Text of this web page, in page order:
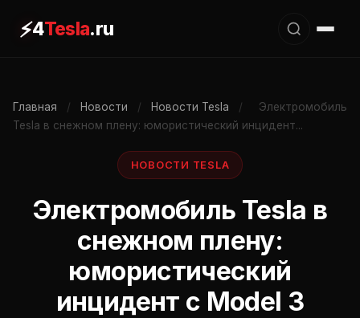
⚡4Tesla.ru
Главная / Новости / Новости Tesla /
Электромобиль
Tesla в снежном плену: юмористический инцидент...
НОВОСТИ TESLA
Электромобиль Tesla в
снежном плену:
юмористический
инцидент с Model 3